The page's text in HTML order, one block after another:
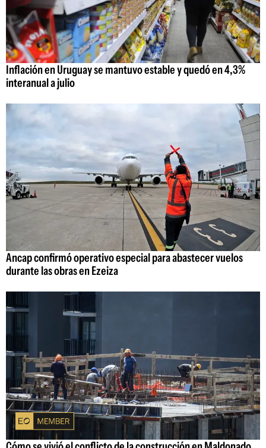
Inflación en Uruguay se mantuvo estable y quedó en 4,3%
interanual a julio
Ancap confirmó operativo especial para abastecer vuelos
durante las obras en Ezeiza